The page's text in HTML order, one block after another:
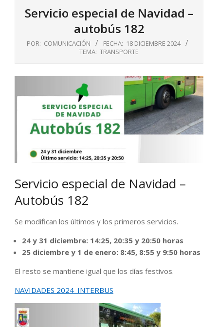
Servicio especial de Navidad –
autobús 182
POR: COMUNICACIÓN FECHA: 18 DICIEMBRE 2024
TEMA: TRANSPORTE
Servicio especial de Navidad –
Autobús 182
Se modifican los últimos y los primeros servicios.
24 y 31 diciembre: 14:25, 20:35 y 20:50 horas
25 diciembre y 1 de enero: 8:45, 8:55 y 9:50 horas
El resto se mantiene igual que los días festivos.
NAVIDADES 2024_INTERBUS